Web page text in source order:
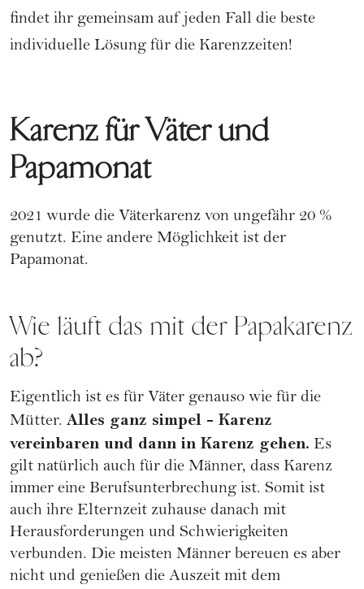
findet ihr gemeinsam auf jeden Fall die beste
individuelle Lösung für die Karenzzeiten!
Karenz für Väter und
Papamonat
2021 wurde die Väterkarenz von ungefähr 20 %
genutzt. Eine andere Möglichkeit ist der
Papamonat.
Wie läuft das mit der Papakarenz
ab?
Eigentlich ist es für Väter genauso wie für die
Mütter. Alles ganz simpel - Karenz
vereinbaren und dann in Karenz gehen. Es
gilt natürlich auch für die Männer, dass Karenz
immer eine Berufsunterbrechung ist. Somit ist
auch ihre Elternzeit zuhause danach mit
Herausforderungen und Schwierigkeiten
verbunden. Die meisten Männer bereuen es aber
nicht und genießen die Auszeit mit dem